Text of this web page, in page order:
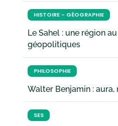
HISTOIRE - GÉOGRAPHIE
Le Sahel : une région
géopolitiques
PHILOSOPHIE
Walter Benjamin :
SES